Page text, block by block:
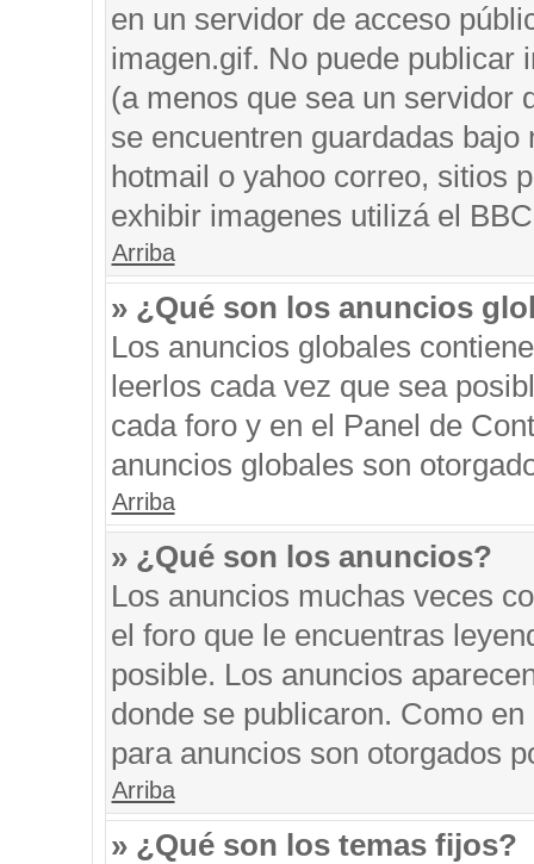
en un servidor de acceso
imagen.gif. No puede publicar
(a menos que sea un servidor
se encuentren guardadas
hotmail o yahoo correo, sitios
exhibir imagenes utilizá el
Arriba
» ¿Qué son los anuncios
Los anuncios globales
leerlos cada vez que sea
cada foro y en el Panel de
anuncios globales son
Arriba
» ¿Qué son los anuncios?
Los anuncios muchas veces
el foro que le encuentras
posible. Los anuncios
donde se publicaron. Como
para anuncios son otorgados
Arriba
» ¿Qué son los temas fijos?